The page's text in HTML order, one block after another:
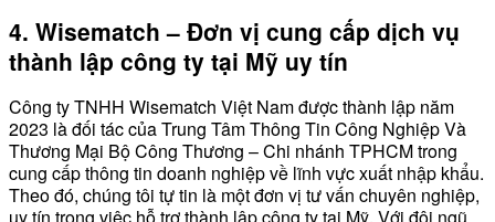
4. Wisematch – Đơn vị cung cấp dịch vụ
thành lập công ty tại Mỹ uy tín
Công ty TNHH Wisematch Việt Nam được thành lập năm
2023 là đối tác của Trung Tâm Thông Tin Công Nghiệp Và
Thương Mại Bộ Công Thương – Chi nhánh TPHCM trong
cung cấp thông tin doanh nghiệp về lĩnh vực xuất nhập khẩu.
Theo đó, chúng tôi tự tin là một đơn vị tư vấn chuyên nghiệp,
uy tín trong việc hỗ trợ thành lập công ty tại Mỹ. Với đội ngũ